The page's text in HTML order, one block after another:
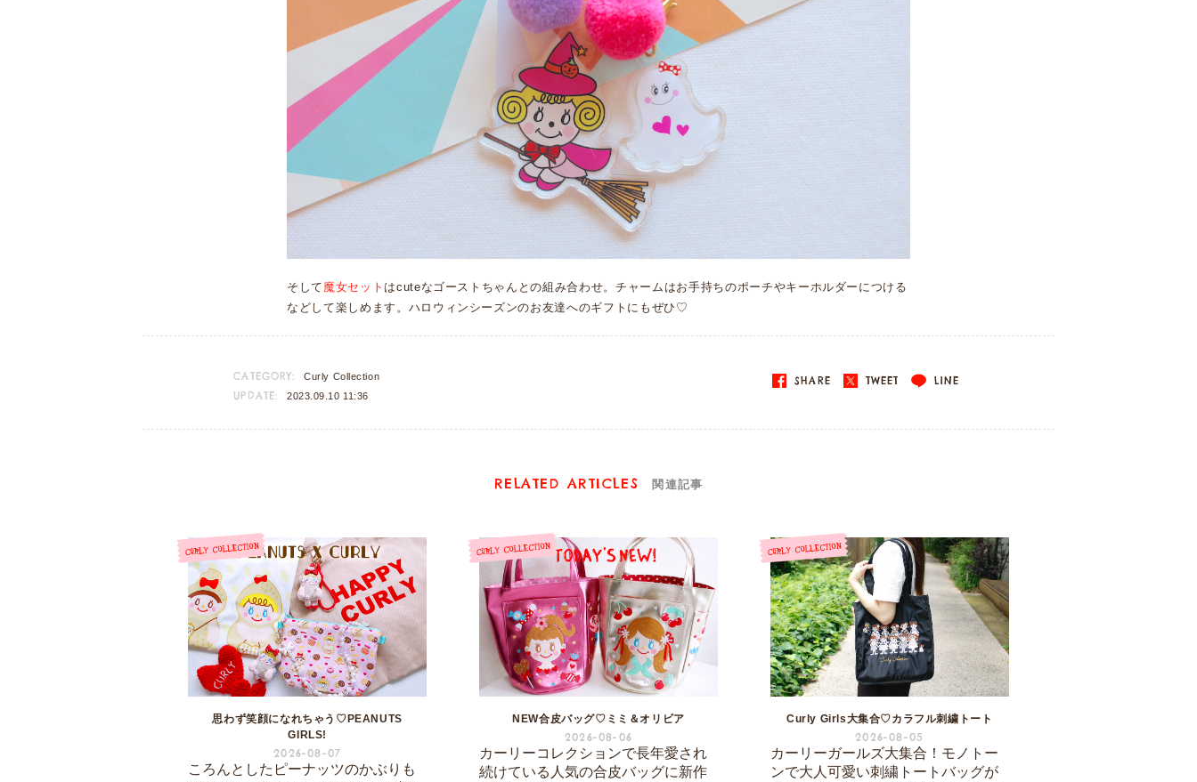
そして 魔女セット はcuteなゴーストちゃんとの組み合わせ。チャームはお手持ちのポーチやキーホルダーにつける
などして楽しめます。ハロウィンシーズンのお友達へのギフトにもぜひ♡
CATEGORY: Curly Collection
UPDATE: 2023.09.10 11:36
SHARE TWEET LINE
RELATED ARTICLES 関連記事
思わず笑顔になれちゃう♡PEANUTS
GIRLS!
2026-08-07
ころんとしたピーナッツのかぶりも
NEW合皮バッグ♡ミミ＆オリビア
2026-08-06
カーリーコレクションで長年愛され
続けている人気の合皮バッグに新作
Curly Girls大集合♡カラフル刺繍トート
2026-08-05
カーリーガールズ大集合！モノトー
ンで大人可愛い刺繍トートバッグが